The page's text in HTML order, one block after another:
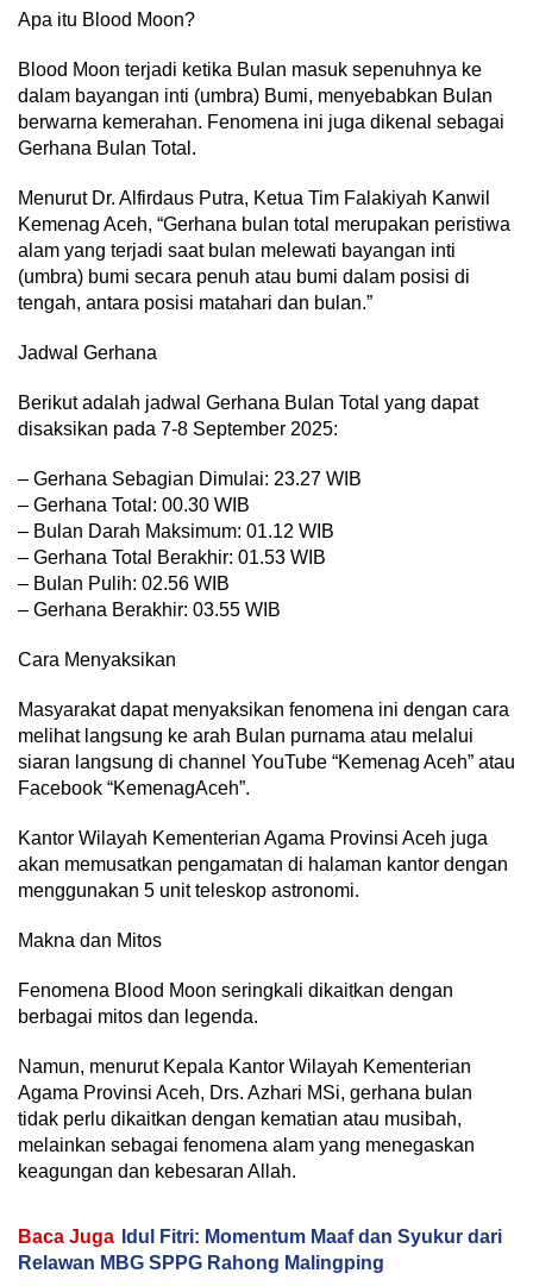
Apa itu Blood Moon?
Blood Moon terjadi ketika Bulan masuk sepenuhnya ke
dalam bayangan inti (umbra) Bumi, menyebabkan Bulan
berwarna kemerahan. Fenomena ini juga dikenal sebagai
Gerhana Bulan Total.
Menurut Dr. Alfirdaus Putra, Ketua Tim Falakiyah Kanwil
Kemenag Aceh, “Gerhana bulan total merupakan peristiwa
alam yang terjadi saat bulan melewati bayangan inti
(umbra) bumi secara penuh atau bumi dalam posisi di
tengah, antara posisi matahari dan bulan.”
Jadwal Gerhana
Berikut adalah jadwal Gerhana Bulan Total yang dapat
disaksikan pada 7-8 September 2025:
– Gerhana Sebagian Dimulai: 23.27 WIB
– Gerhana Total: 00.30 WIB
– Bulan Darah Maksimum: 01.12 WIB
– Gerhana Total Berakhir: 01.53 WIB
– Bulan Pulih: 02.56 WIB
– Gerhana Berakhir: 03.55 WIB
Cara Menyaksikan
Masyarakat dapat menyaksikan fenomena ini dengan cara
melihat langsung ke arah Bulan purnama atau melalui
siaran langsung di channel YouTube “Kemenag Aceh” atau
Facebook “KemenagAceh”.
Kantor Wilayah Kementerian Agama Provinsi Aceh juga
akan memusatkan pengamatan di halaman kantor dengan
menggunakan 5 unit teleskop astronomi.
Makna dan Mitos
Fenomena Blood Moon seringkali dikaitkan dengan
berbagai mitos dan legenda.
Namun, menurut Kepala Kantor Wilayah Kementerian
Agama Provinsi Aceh, Drs. Azhari MSi, gerhana bulan
tidak perlu dikaitkan dengan kematian atau musibah,
melainkan sebagai fenomena alam yang menegaskan
keagungan dan kebesaran Allah.
Baca Juga Idul Fitri: Momentum Maaf dan Syukur dari
Relawan MBG SPPG Rahong Malingping